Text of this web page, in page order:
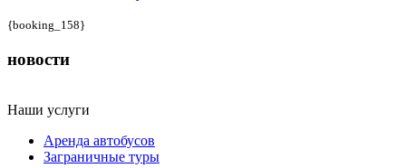
{booking_158}
новости
Наши услуги
Аренда автобусов
Заграничные туры